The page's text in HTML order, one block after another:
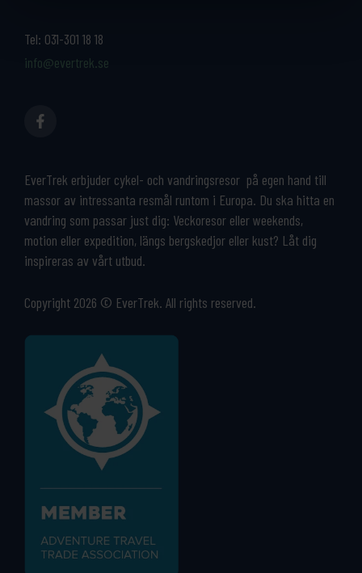
Tel: 031-301 18 18
info@evertrek.se
EverTrek erbjuder cykel- och vandringsresor på egen hand till
massor av intressanta resmål runtom i Europa. Du ska hitta en
vandring som passar just dig: Veckoresor eller weekends,
motion eller expedition, längs bergskedjor eller kust? Låt dig
inspireras av vårt utbud.
Copyright 2026 © EverTrek. All rights reserved.